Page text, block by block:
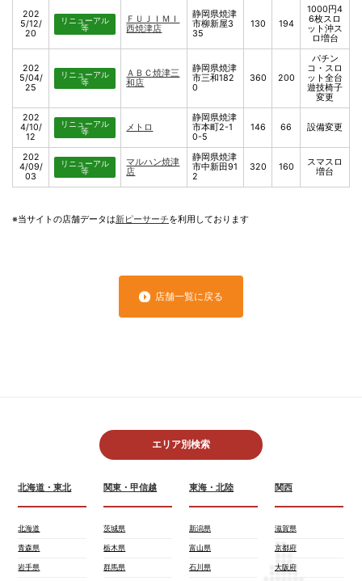
202
5/12/
20
リニューアル
等
ＦＵＪＩＭＩ
西焼津店
静岡県焼津
市柳新屋3
35
130 194
1000円4
6枚スロ
ット沖ス
ロ増台
202
5/04/
25
リニューアル
等
ＡＢＣ焼津三
和店
静岡県焼津
市三和182
0
360 200
パチン
コ・スロ
ット全台
遊技椅子
変更
202
4/10/
12
リニューアル
等
メトロ
静岡県焼津
市本町2-1
0-5
146 66 設備変更
202
4/09/
03
リニューアル
等
マルハン焼津
店
静岡県焼津
市中新田91
2
320 160
スマスロ
増台
※当サイトの店舗データは新ピーサーチを利用しております
店舗一覧に戻る
エリア別検索
北海道・東北
北海道
青森県
岩手県
関東・甲信越
茨城県
栃木県
群馬県
東海・北陸
新潟県
富山県
石川県
関西
滋賀県
京都府
大阪府